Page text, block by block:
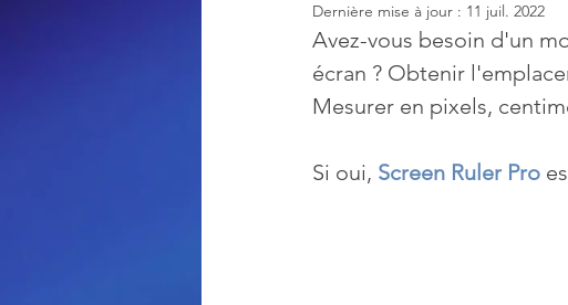
Hardware Internet
Dernière mise à jour : 11 juil. 2022
Avez-vous besoin d'un
écran ? Obtenir
Mesurer en pixels,
Si oui, Screen Ruler Pro